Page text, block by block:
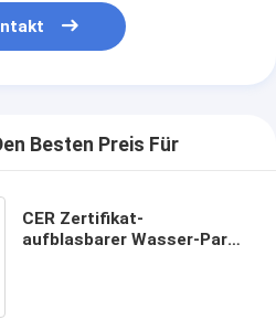
Besten Preis Für
CER Zertifikat-
aufblasbarer Wasser-Park